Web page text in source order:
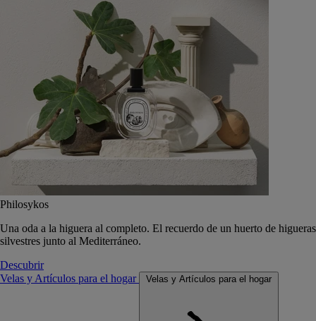
Philosykos
Una oda a la higuera al completo. El recuerdo de un huerto de higueras
silvestres junto al Mediterráneo.
Descubrir
Velas y Artículos para el hogar
Velas y Artículos para el hogar